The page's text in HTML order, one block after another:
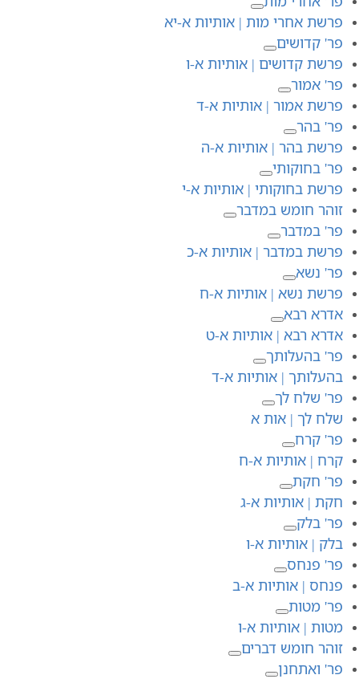
פרשת אחרי מות | אותיות א-יא
פר' קדושים
פרשת קדושים | אותיות א-ו
פר' אמור
פרשת אמור | אותיות א-ד
פר' בהר
פרשת בהר | אותיות א-ה
פר' בחוקותי
פרשת בחוקותי | אותיות א-י
זוהר חומש במדבר
פר' במדבר
פרשת במדבר | אותיות א-כ
פר' נשא
פרשת נשא | אותיות א-ח
אדרא רבא
אדרא רבא | אותיות א-ט
פר' בהעלותך
בהעלותך | אותיות א-ד
פר' שלח לך
שלח לך | אות א
פר' קרח
קרח | אותיות א-ח
פר' חקת
חקת | אותיות א-ג
פר' בלק
בלק | אותיות א-ו
פר' פנחס
פנחס | אותיות א-ב
פר' מטות
מטות | אותיות א-ו
זוהר חומש דברים
פר' ואתחנן